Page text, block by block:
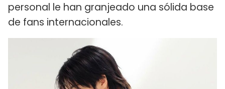
personal le han granjeado una sólida base
de fans internacionales.